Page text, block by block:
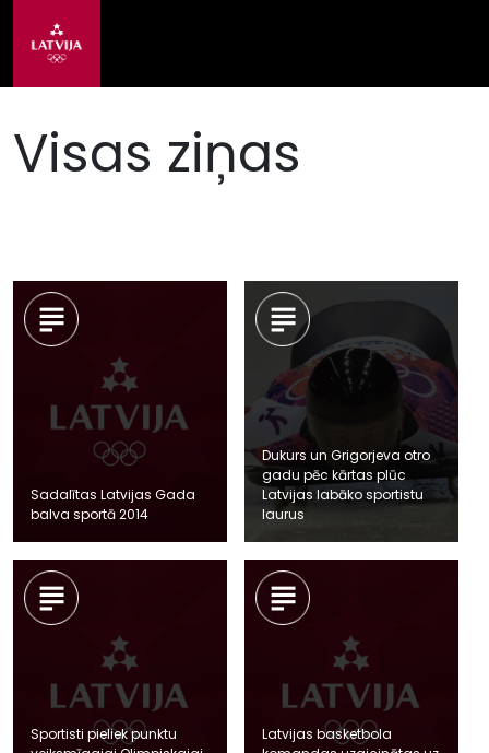
Visas ziņas
Sadalītas Latvijas Gada
balva sportā 2014
Dukurs un Grigorjeva otro
gadu pēc kārtas plūc
Latvijas labāko sportistu
laurus
Sportisti pieliek punktu
Latvijas basketbola